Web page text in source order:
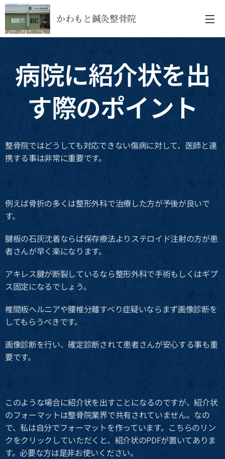
かわもと鍼灸整骨院
病院に紹介状を出
す際のポイント
整骨院ではどうしても対応できない傷病に対して、医師と連
携する事は非常に重要です。
例えば骨折の多くは整形外科で治療した方が予後が良いで
す。
腱板の石灰沈着ならば保存療法よりステロイド注射の方が患
者さんが早く楽になります。
アキレス腱が断裂しているなら整形外科で手術もしくはギプ
ス固定になるでしょう。
椎間板ヘルニアや腰椎分離すべり症疑いならまず画像診断を
してもらうべきです。
画像診断を行い、確定診断されて患者さんが安心する事も重
要です。
このような場合に紹介状を出すことになるのですが、紹介状
のフォーマットは整骨院業界で共有されていません。なの
で、私は自分でフォーマットを作っています。こちらのリン
クをクリックしていただくと、紹介状のPDFが置いてありま
す。必要な方は是非お使いください。